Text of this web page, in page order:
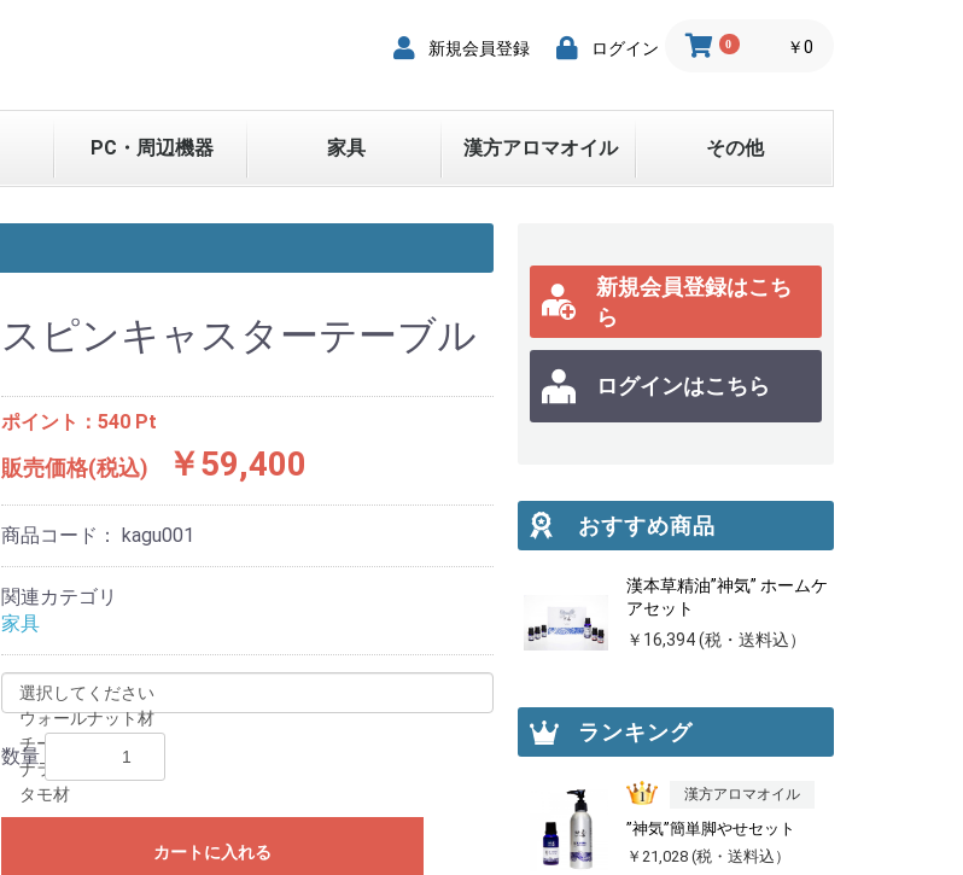
新規会員登録 ログイン 0 ￥0
PC・周辺機器 家具 漢方アロマオイル その他
スピンキャスターテーブル
ポイント：540 Pt
販売価格(税込) ￥59,400
商品コード： kagu001
関連カテゴリ
家具
数量
カートに入れる
新規会員登録はこち
ら
ログインはこちら
おすすめ商品
漢本草精油”神気” ホームケ
アセット
￥16,394 (税・送料込）
ランキング
漢方アロマオイル
”神気”簡単脚やせセット
￥21,028 (税・送料込）